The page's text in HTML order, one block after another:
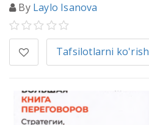
By Laylo Isanova
Tafsilotlarni ko'rish